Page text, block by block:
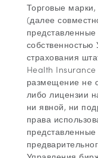
Торговые
(далее
страхования
Health
размещение не
либо лицензии
ни явной, ни
права